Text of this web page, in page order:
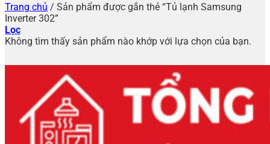
Trang chủ / Sản phẩm được gắn thẻ “Tủ lạnh Samsung
Inverter 302”
Lọc
Không tìm thấy sản phẩm nào khớp với lựa chọn của bạn.